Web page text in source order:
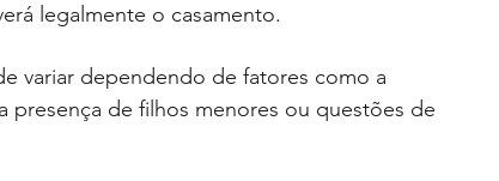
legalmente o casamento.
variar dependendo de fatores como a
de filhos menores ou questões de